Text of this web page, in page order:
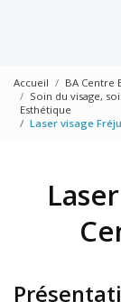
Accueil
BA Centre
Soin du visage,
Esthétique
Laser visage